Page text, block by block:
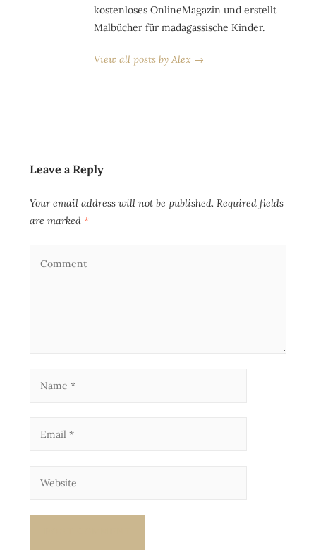
kostenloses OnlineMagazin und erstellt
Malbücher für madagassische Kinder.
View all posts by Alex →
Leave a Reply
Your email address will not be published. Required fields
are marked *